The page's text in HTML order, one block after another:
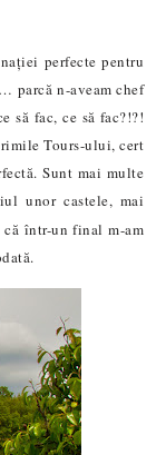
perfecte pentru
parcă n-aveam chef
să fac, ce să fac?!?!
Tours-ului, cert
Sunt mai multe
unor castele, mai
că într-un final m-am